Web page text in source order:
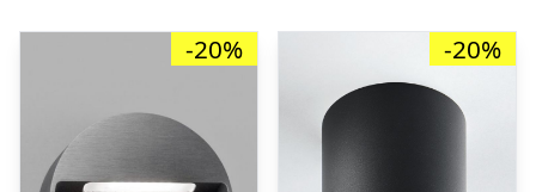
-20% -20%